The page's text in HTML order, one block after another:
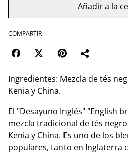
Añadir a la
COMPARTIR
Ingredientes: Mezcla de tés
Kenia y China.
El "Desayuno Inglés" "English
mezcla tradicional de tés
Kenia y China. Es uno de los
populares, tanto en Inglaterra